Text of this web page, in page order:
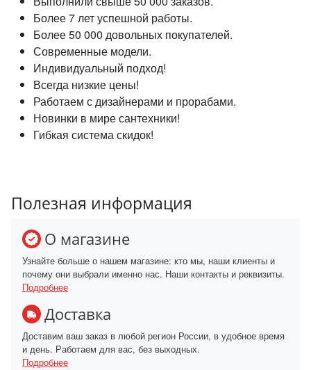
Более 7 лет успешной работы.
Более 50 000 довольных покупателей.
Современные модели.
Индивидуальный подход!
Всегда низкие цены!
Работаем с дизайнерами и прорабами.
Новинки в мире сантехники!
Гибкая система скидок!
Полезная информация
О магазине
Узнайте больше о нашем магазине: кто мы, наши клиенты и
почему они выбрали именно нас. Наши контакты и реквизиты.
Подробнее
Доставка
Доставим ваш заказ в любой регион России, в удобное время
и день. Работаем для вас, без выходных.
Подробнее